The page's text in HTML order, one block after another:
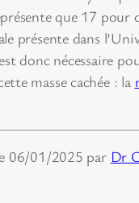
que 17 pour
présente dans
donc nécessaire
masse cachée : la
06/01/2025 par Dr